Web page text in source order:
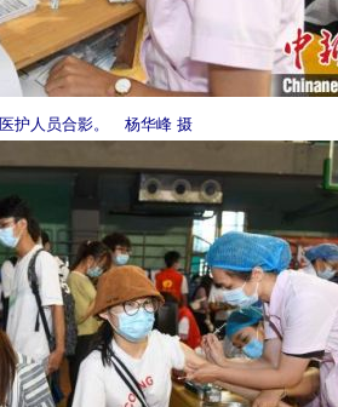
护人员合影。 杨华峰 摄